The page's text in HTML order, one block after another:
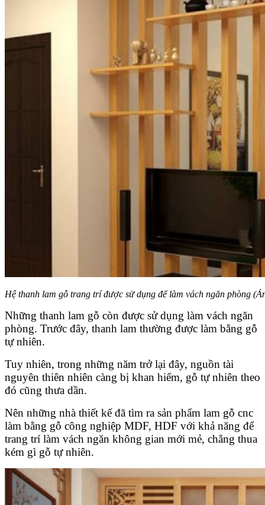
Hệ thanh lam gỗ trang trí được sử dụng để làm vách ngăn phòng
Những thanh lam gỗ còn được sử dụng làm vách ngăn
phòng. Trước đây, thanh lam thường được làm bằng gỗ
tự nhiên.
Tuy nhiên, trong những năm trở lại đây, nguồn tài
nguyên thiên nhiên càng bị khan hiếm, gỗ tự nhiên theo
đó cũng thưa dần.
Nên những nhà thiết kế đã tìm ra sản phẩm lam gỗ cnc
làm bằng gỗ công nghiệp MDF, HDF với khả năng để
trang trí làm vách ngăn không gian mới mẻ, chẳng thua
kém gì gỗ tự nhiên.